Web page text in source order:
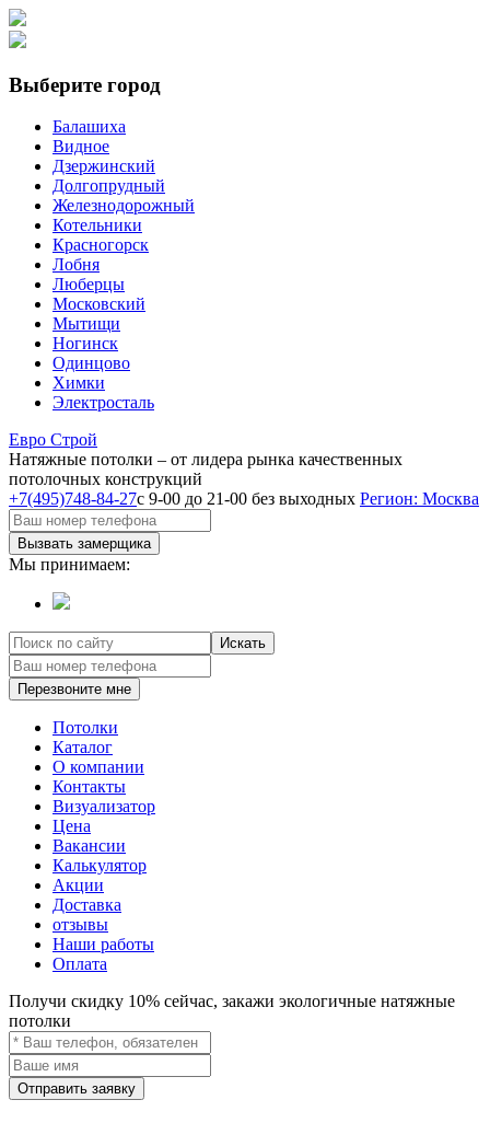
Выберите город
Балашиха
Видное
Дзержинский
Долгопрудный
Железнодорожный
Котельники
Красногорск
Лобня
Люберцы
Московский
Мытищи
Ногинск
Одинцово
Химки
Электросталь
Евро Строй
Натяжные потолки – от лидера рынка качественных
потолочных конструкций
+7(495)748-84-27с 9-00 до 21-00 без выходных Регион: Москва
Вызвать замерщика
Мы принимаем:
Искать
Перезвоните мне
Потолки
Каталог
О компании
Контакты
Визуализатор
Цена
Вакансии
Калькулятор
Акции
Доставка
отзывы
Наши работы
Оплата
Получи скидку 10% сейчас, закажи экологичные натяжные
потолки
Отправить заявку